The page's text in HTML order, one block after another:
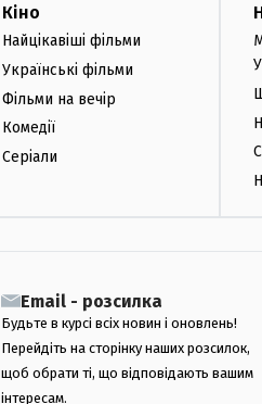
Кіно
Найцікавіші фільми
Українські фільми
Фільми на вечір
Комедії
Серіали
Email - розсилка
Будьте в курсі всіх новин і оновлень!
Перейдіть на сторінку наших розсилок,
щоб обрати ті, що відповідають вашим
інтересам.